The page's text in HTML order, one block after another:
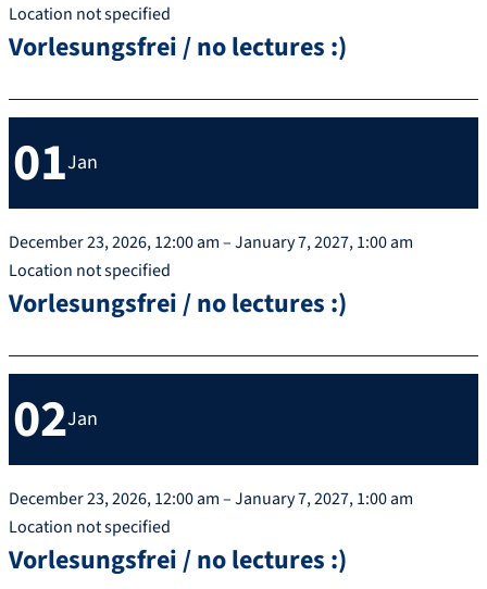
Vorlesungsfrei / no lectures :)
Location not specified
01Jan
December 23, 2026, 12:00 am – January 7, 2027, 1:00 am
Vorlesungsfrei / no lectures :)
Location not specified
02Jan
December 23, 2026, 12:00 am – January 7, 2027, 1:00 am
Vorlesungsfrei / no lectures :)
Location not specified